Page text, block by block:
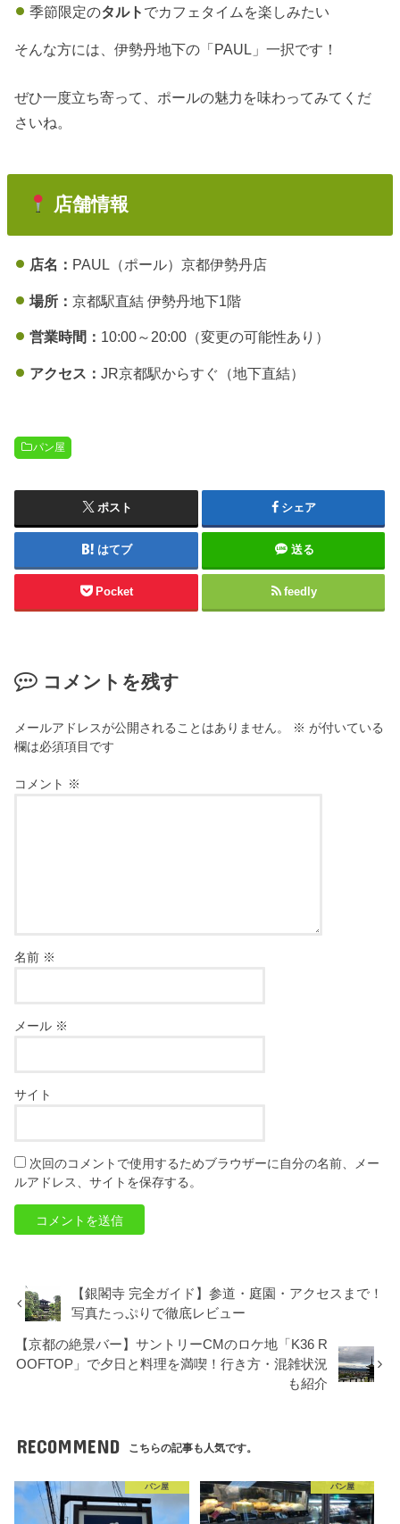
季節限定のタルト でカフェタイムを楽しみたい
そんな方には、伊勢丹地下の「PAUL」一択です！
ぜひ一度立ち寄って、ポールの魅力を味わってみてくだ
さいね。
店舗情報
店名： PAUL（ポール）京都伊勢丹店
場所： 京都駅直結 伊勢丹地下1階
営業時間： 10:00～20:00（変更の可能性あり）
アクセス： JR京都駅からすぐ（地下直結）
パン屋
ポスト シェア
はてブ 送る
Pocket feedly
コメントを残す
メールアドレスが公開されることはありません。 ※ が付いている
欄は必須項目です
コメント ※
名前 ※
メール ※
サイト
次回のコメントで使用するためブラウザーに自分の名前、メー
ルアドレス、サイトを保存する。
【銀閣寺 完全ガイド】参道・庭園・アクセスまで！
写真たっぷりで徹底レビュー
【京都の絶景バー】サントリーCMのロケ地「K36 R
OOFTOP」で夕日と料理を満喫！行き方・混雑状況
も紹介
RECOMMEND こちらの記事も人気です。
パン屋 パン屋